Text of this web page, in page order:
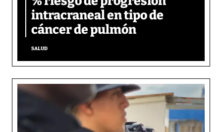
intracraneal en tipo de
cáncer de pulmón
SALUD